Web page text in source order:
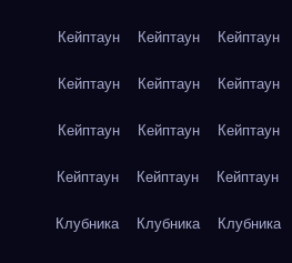
Кейптаун Кейптаун Кейптаун
Кейптаун Кейптаун Кейптаун
Кейптаун Кейптаун Кейптаун
Кейптаун Кейптаун Кейптаун
Клубника Клубника Клубника